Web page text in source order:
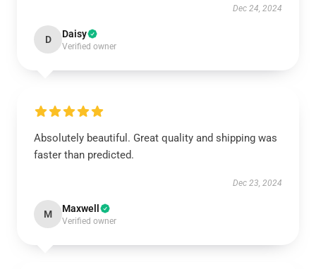
Dec 24, 2024
D Daisy
Verified owner
Absolutely beautiful. Great quality and shipping was
faster than predicted.
Dec 23, 2024
M Maxwell
Verified owner